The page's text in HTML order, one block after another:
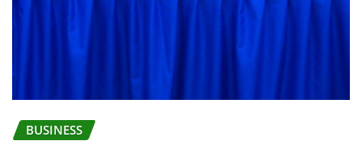
BUSINESS